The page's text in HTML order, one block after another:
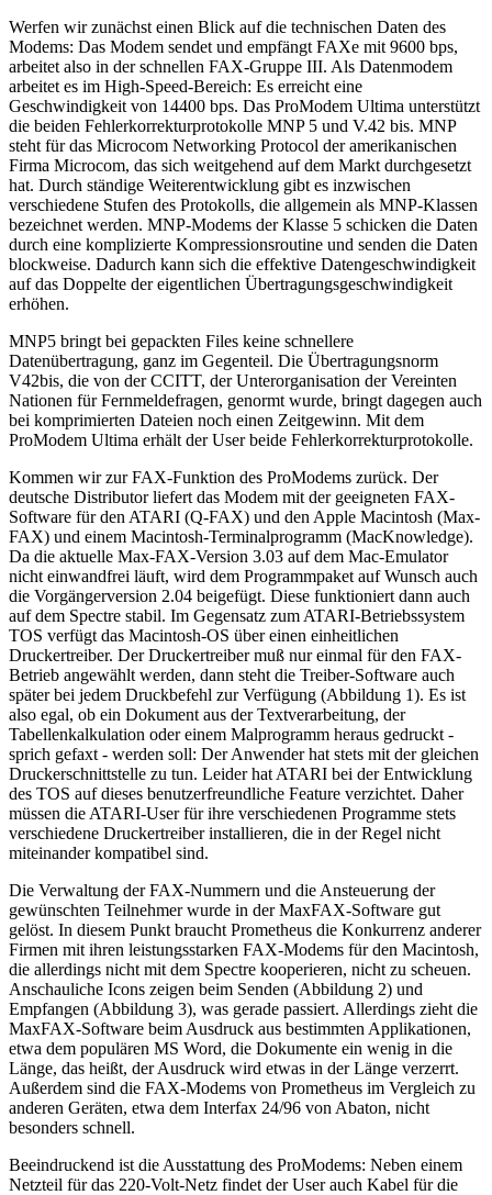
Werfen wir zunächst einen Blick auf die technischen Daten des
Modems: Das Modem sendet und empfängt FAXe mit 9600 bps,
arbeitet also in der schnellen FAX-Gruppe III. Als Datenmodem
arbeitet es im High-Speed-Bereich: Es erreicht eine
Geschwindigkeit von 14400 bps. Das ProModem Ultima unterstützt
die beiden Fehlerkorrekturprotokolle MNP 5 und V.42 bis. MNP
steht für das Microcom Networking Protocol der amerikanischen
Firma Microcom, das sich weitgehend auf dem Markt durchgesetzt
hat. Durch ständige Weiterentwicklung gibt es inzwischen
verschiedene Stufen des Protokolls, die allgemein als MNP-Klassen
bezeichnet werden. MNP-Modems der Klasse 5 schicken die Daten
durch eine komplizierte Kompressionsroutine und senden die Daten
blockweise. Dadurch kann sich die effektive Datengeschwindigkeit
auf das Doppelte der eigentlichen Übertragungsgeschwindigkeit
erhöhen.
MNP5 bringt bei gepackten Files keine schnellere
Datenübertragung, ganz im Gegenteil. Die Übertragungsnorm
V42bis, die von der CCITT, der Unterorganisation der Vereinten
Nationen für Fernmeldefragen, genormt wurde, bringt dagegen auch
bei komprimierten Dateien noch einen Zeitgewinn. Mit dem
ProModem Ultima erhält der User beide Fehlerkorrekturprotokolle.
Kommen wir zur FAX-Funktion des ProModems zurück. Der
deutsche Distributor liefert das Modem mit der geeigneten FAX-
Software für den ATARI (Q-FAX) und den Apple Macintosh (Max-
FAX) und einem Macintosh-Terminalprogramm (MacKnowledge).
Da die aktuelle Max-FAX-Version 3.03 auf dem Mac-Emulator
nicht einwandfrei läuft, wird dem Programmpaket auf Wunsch auch
die Vorgängerversion 2.04 beigefügt. Diese funktioniert dann auch
auf dem Spectre stabil. Im Gegensatz zum ATARI-Betriebssystem
TOS verfügt das Macintosh-OS über einen einheitlichen
Druckertreiber. Der Druckertreiber muß nur einmal für den FAX-
Betrieb angewählt werden, dann steht die Treiber-Software auch
später bei jedem Druckbefehl zur Verfügung (Abbildung 1). Es ist
also egal, ob ein Dokument aus der Textverarbeitung, der
Tabellenkalkulation oder einem Malprogramm heraus gedruckt -
sprich gefaxt - werden soll: Der Anwender hat stets mit der gleichen
Druckerschnittstelle zu tun. Leider hat ATARI bei der Entwicklung
des TOS auf dieses benutzerfreundliche Feature verzichtet. Daher
müssen die ATARI-User für ihre verschiedenen Programme stets
verschiedene Druckertreiber installieren, die in der Regel nicht
miteinander kompatibel sind.
Die Verwaltung der FAX-Nummern und die Ansteuerung der
gewünschten Teilnehmer wurde in der MaxFAX-Software gut
gelöst. In diesem Punkt braucht Prometheus die Konkurrenz anderer
Firmen mit ihren leistungsstarken FAX-Modems für den Macintosh,
die allerdings nicht mit dem Spectre kooperieren, nicht zu scheuen.
Anschauliche Icons zeigen beim Senden (Abbildung 2) und
Empfangen (Abbildung 3), was gerade passiert. Allerdings zieht die
MaxFAX-Software beim Ausdruck aus bestimmten Applikationen,
etwa dem populären MS Word, die Dokumente ein wenig in die
Länge, das heißt, der Ausdruck wird etwas in der Länge verzerrt.
Außerdem sind die FAX-Modems von Prometheus im Vergleich zu
anderen Geräten, etwa dem Interfax 24/96 von Abaton, nicht
besonders schnell.
Beeindruckend ist die Ausstattung des ProModems: Neben einem
Netzteil für das 220-Volt-Netz findet der User auch Kabel für die